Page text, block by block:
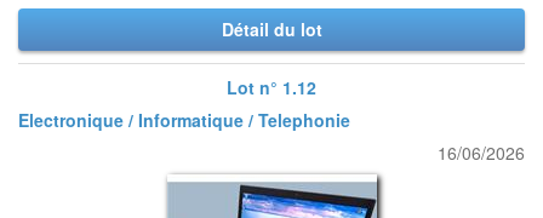
Détail du lot
Lot n° 1.12
Electronique / Informatique / Telephonie
16/06/2026